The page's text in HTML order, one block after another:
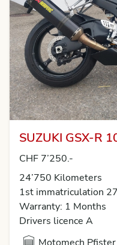
SUZUKI GSX-R
CHF 7’250.-
24’750 Kilometers
1st immatriculation
Warranty: 1 Months
Drivers licence A